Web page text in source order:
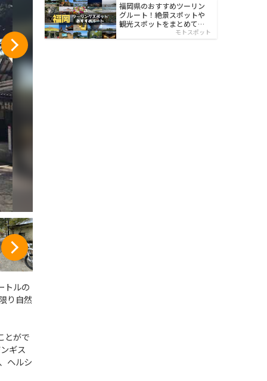
トルの
り自然
とがで
ギス
ヘルシ
福岡県のおすすめツーリン
グルート！絶景スポットや
観光スポットをまとめて紹
モトスポット